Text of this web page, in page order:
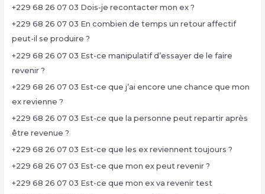
+229 68 26 07 03 Dois-je recontacter mon ex ?
+229 68 26 07 03 En combien de temps un retour affectif
peut-il se produire ?
+229 68 26 07 03 Est-ce manipulatif d’essayer de le faire
revenir ?
+229 68 26 07 03 Est-ce que j’ai encore une chance que mon
ex revienne ?
+229 68 26 07 03 Est-ce que la personne peut repartir après
être revenue ?
+229 68 26 07 03 Est-ce que les ex reviennent toujours ?
+229 68 26 07 03 Est-ce que mon ex peut revenir ?
+229 68 26 07 03 Est-ce que mon ex va revenir test